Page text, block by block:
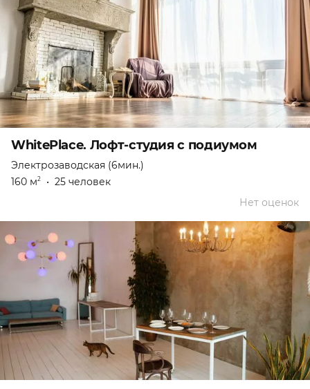
WhitePlace. Лофт-студия с подиумом
Электрозаводская (6мин.)
160 м2 • 25 человек
Нет оценок